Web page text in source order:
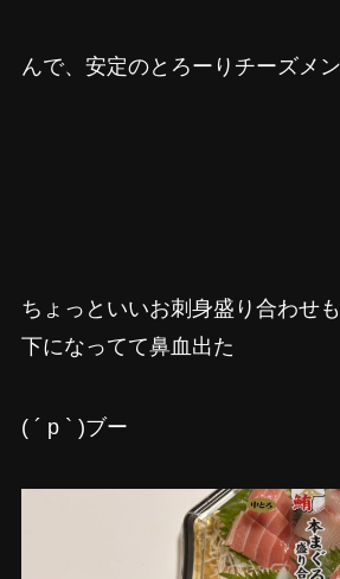
んで、安定のとろーりチーズメン
ちょっといいお刺身盛り合わせ
下になってて鼻血出た
( ´ p ` )ブー